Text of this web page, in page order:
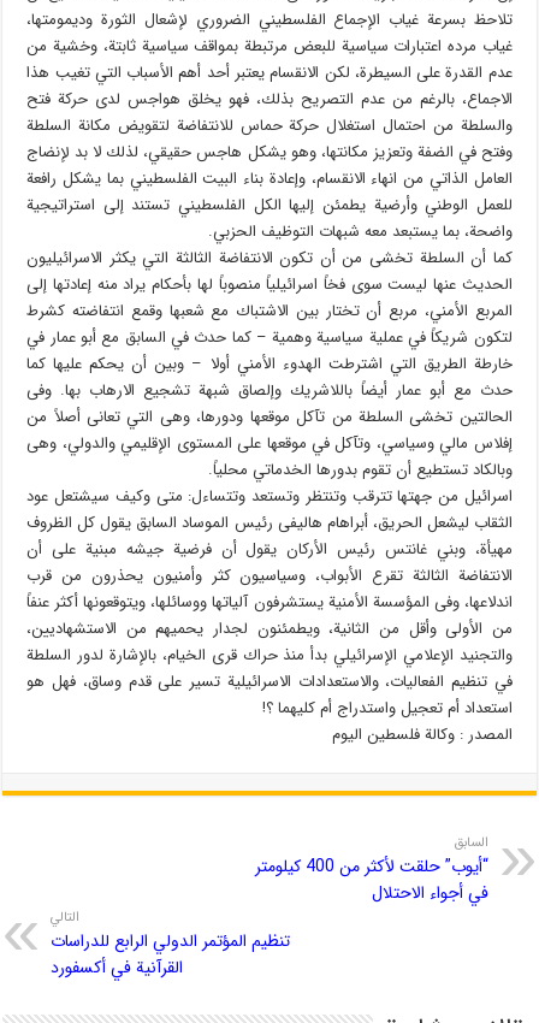
تلاحظ بسرعة غياب الإجماع الفلسطيني الضروري لإشعال الثورة وديمومتها،
غياب مرده اعتبارات سياسية للبعض مرتبطة بمواقف سياسية ثابتة، وخشية من
عدم القدرة على السيطرة، لكن الانقسام يعتبر أحد أهم الأسباب التي تغيب هذا
الاجماع، بالرغم من عدم التصريح بذلك، فهو يخلق هواجس لدى حركة فتح
والسلطة من احتمال استغلال حركة حماس للانتفاضة لتقويض مكانة السلطة
وفتح في الضفة وتعزيز مكانتها، وهو يشكل هاجس حقيقي، لذلك لا بد لإنضاج
العامل الذاتي من انهاء الانقسام، وإعادة بناء البيت الفلسطيني بما يشكل رافعة
للعمل الوطني وأرضية يطمئن إليها الكل الفلسطيني تستند إلى استراتيجية
واضحة، بما يستبعد معه شبهات التوظيف الحزبي.
كما أن السلطة تخشى من أن تكون الانتفاضة الثالثة التي يكثر الاسرائيليون
الحديث عنها ليست سوى فخاً اسرائيلياً منصوباً لها بأحكام يراد منه إعادتها إلى
المربع الأمني، مربع أن تختار بين الاشتباك مع شعبها وقمع انتفاضته كشرط
لتكون شريكاً في عملية سياسية وهمية – كما حدث في السابق مع أبو عمار في
خارطة الطريق التي اشترطت الهدوء الأمني أولا – وبين أن يحكم عليها كما
حدث مع أبو عمار أيضاً باللاشريك وإلصاق شبهة تشجيع الارهاب بها. وفى
الحالتين تخشى السلطة من تآكل موقعها ودورها، وهى التي تعانى أصلاً من
إفلاس مالي وسياسي، وتآكل في موقعها على المستوى الإقليمي والدولي، وهى
وبالكاد تستطيع أن تقوم بدورها الخدماتي محلياً.
اسرائيل من جهتها تترقب وتنتظر وتستعد وتتساءل: متى وكيف سيشتعل عود
الثقاب ليشعل الحريق، أبراهام هاليفى رئيس الموساد السابق يقول كل الظروف
مهيأة، وبني غانتس رئيس الأركان يقول أن فرضية جيشه مبنية على أن
الانتفاضة الثالثة تقرع الأبواب، وسياسيون كثر وأمنيون يحذرون من قرب
اندلاعها، وفى المؤسسة الأمنية يستشرفون آلياتها ووسائلها، ويتوقعونها أكثر عنفاً
من الأولى وأقل من الثانية، ويطمئنون لجدار يحميهم من الاستشهاديين،
والتجنيد الإعلامي الإسرائيلي بدأ منذ حراك قرى الخيام، بالإشارة لدور السلطة
في تنظيم الفعاليات، والاستعدادات الاسرائيلية تسير على قدم وساق، فهل هو
استعداد أم تعجيل واستدراج أم كليهما ؟!
المصدر : وكالة فلسطين اليوم
السابق
“أيوب” حلقت لأكثر من 400 كيلومتر
في أجواء الاحتلال
التالي
تنظيم المؤتمر الدولي الرابع للدراسات
القرآنية في أكسفورد